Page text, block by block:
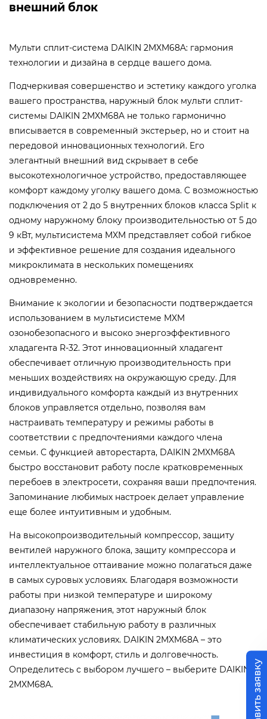
внешний блок
Мульти сплит-система DAIKIN 2MXM68A: гармония
технологии и дизайна в сердце вашего дома.
Подчеркивая совершенство и эстетику каждого уголка
вашего пространства, наружный блок мульти сплит-
системы DAIKIN 2MXM68A не только гармонично
вписывается в современный экстерьер, но и стоит на
передовой инновационных технологий. Его
элегантный внешний вид скрывает в себе
высокотехнологичное устройство, предоставляющее
комфорт каждому уголку вашего дома. С возможностью
подключения от 2 до 5 внутренних блоков класса Split к
одному наружному блоку производительностью от 5 до
9 кВт, мультисистема MXM представляет собой гибкое
и эффективное решение для создания идеального
микроклимата в нескольких помещениях
одновременно.
Внимание к экологии и безопасности подтверждается
использованием в мультисистеме MXM
озонобезопасного и высоко энергоэффективного
хладагента R-32. Этот инновационный хладагент
обеспечивает отличную производительность при
меньших воздействиях на окружающую среду. Для
индивидуального комфорта каждый из внутренних
блоков управляется отдельно, позволяя вам
настраивать температуру и режимы работы в
соответствии с предпочтениями каждого члена
семьи. С функцией авторестарта, DAIKIN 2MXM68A
быстро восстановит работу после кратковременных
перебоев в электросети, сохраняя ваши предпочтения.
Запоминание любимых настроек делает управление
еще более интуитивным и удобным.
На высокопроизводительный компрессор, защиту
вентилей наружного блока, защиту компрессора и
интеллектуальное оттаивание можно полагаться даже
в самых суровых условиях. Благодаря возможности
работы при низкой температуре и широкому
диапазону напряжения, этот наружный блок
обеспечивает стабильную работу в различных
климатических условиях. DAIKIN 2MXM68A – это
инвестиция в комфорт, стиль и долговечность.
Определитесь с выбором лучшего – выберите DAIKIN
2MXM68A.
Оставить заявку